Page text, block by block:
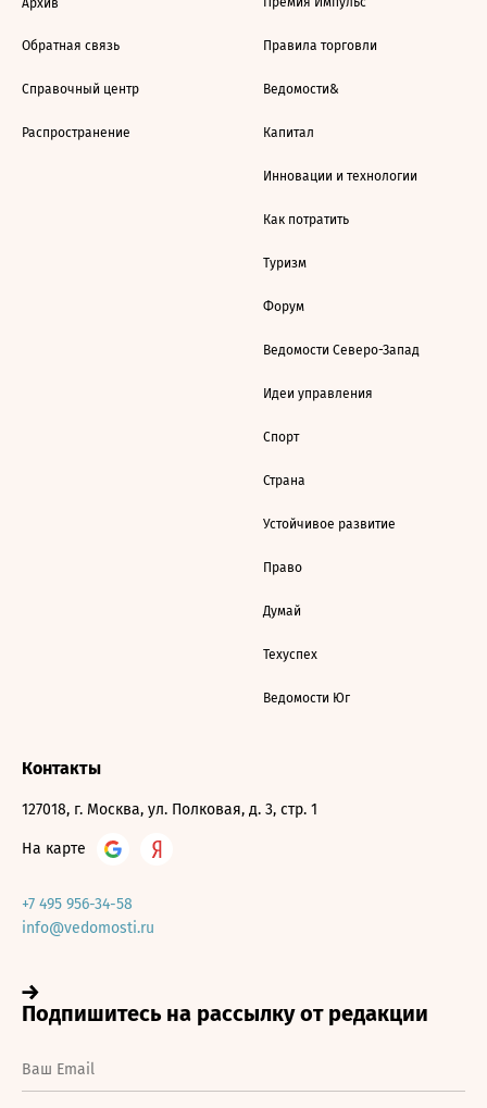
Архив
Обратная связь
Справочный центр
Распространение
Правила торговли
Ведомости&
Капитал
Инновации и технологии
Как потратить
Туризм
Форум
Ведомости Северо-Запад
Идеи управления
Спорт
Страна
Устойчивое развитие
Право
Думай
Техуспех
Ведомости Юг
Контакты
127018, г. Москва, ул. Полковая, д. 3, стр. 1
На карте
+7 495 956-34-58
info@vedomosti.ru